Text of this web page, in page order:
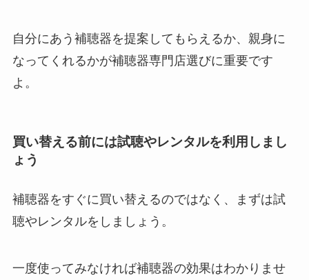
自分にあう補聴器を提案してもらえるか、親身に
なってくれるかが補聴器専門店選びに重要です
よ。
買い替える前には試聴やレンタルを利用しまし
ょう
補聴器をすぐに買い替えるのではなく、まずは試
聴やレンタルをしましょう。
一度使ってみなければ補聴器の効果はわかりませ